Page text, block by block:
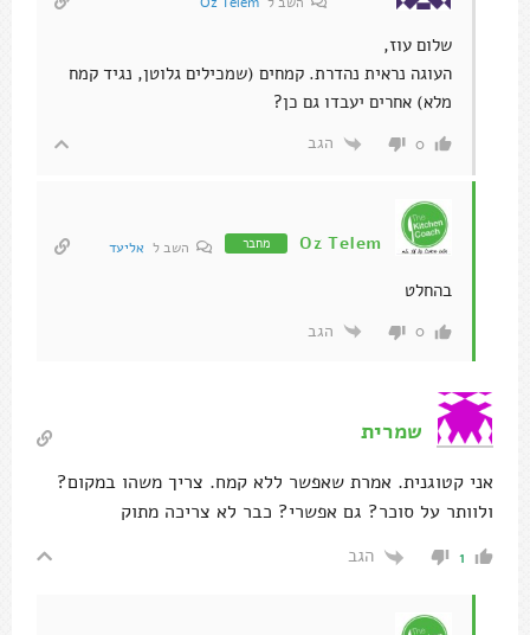
שלום עוז,
העוגה נראית נהדרת. קמחים (שמכילים גלוטן, נגיד קמח
מלא) אחרים יעבדו גם כן?
0 הגב
Oz Telem מחבר השב ל אליעד
בהחלט
0 הגב
שמרית
אני קטוגנית. אמרת שאפשר ללא קמח. צריך משהו במקום?
ולוותר על סוכר? גם אפשרי? כבר לא צריכה מתוק
1 הגב